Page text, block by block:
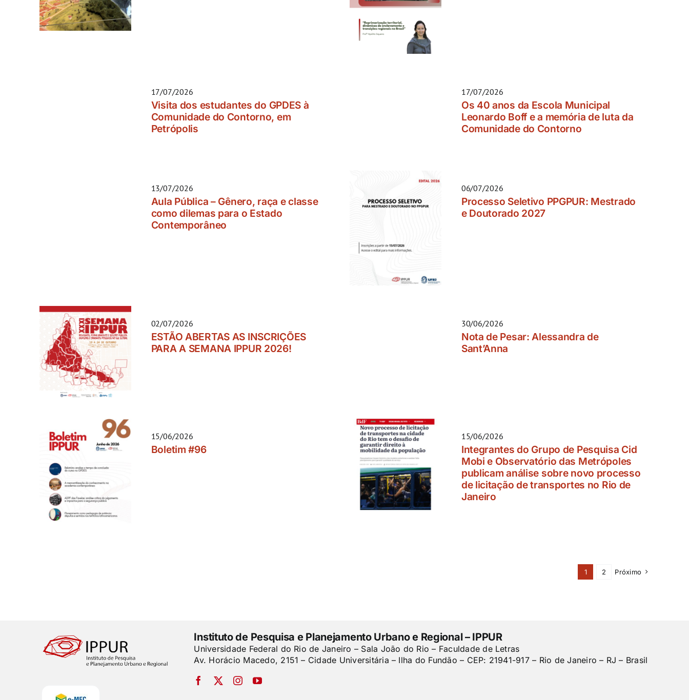
17/07/2026
Visita dos estudantes do GPDES à
Comunidade do Contorno, em
Petrópolis
17/07/2026
Os 40 anos da Escola Municipal
Leonardo Boff e a memória de luta da
Comunidade do Contorno
13/07/2026
Aula Pública – Gênero, raça e classe
como dilemas para o Estado
Contemporâneo
06/07/2026
Processo Seletivo PPGPUR: Mestrado
e Doutorado 2027
02/07/2026
ESTÃO ABERTAS AS INSCRIÇÕES
PARA A SEMANA IPPUR 2026!
30/06/2026
Nota de Pesar: Alessandra de
Sant’Anna
15/06/2026
Boletim #96
15/06/2026
Integrantes do Grupo de Pesquisa Cid
Mobi e Observatório das Metrópoles
publicam análise sobre novo processo
de licitação de transportes no Rio de
Janeiro
1 2 Próximo
Instituto de Pesquisa e Planejamento Urbano e Regional – IPPUR
Universidade Federal do Rio de Janeiro – Sala João do Rio – Faculdade de Letras
Av. Horácio Macedo, 2151 – Cidade Universitária – Ilha do Fundão – CEP: 21941-917 – Rio de Janeiro – RJ – Brasil